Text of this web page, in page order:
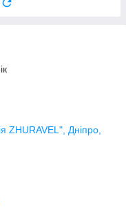
ZHURAVEL", Дніпро,